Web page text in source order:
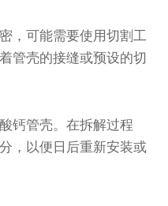
，可能需要使用切割工
管壳的接缝或预设的切
钙管壳。在拆解过程
，以便日后重新安装或